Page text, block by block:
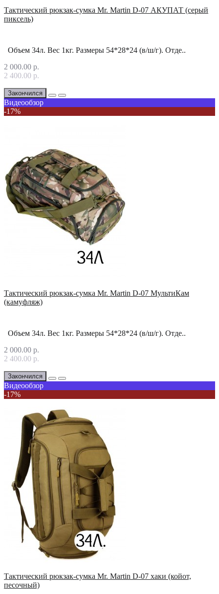
Тактический рюкзак-сумка Mr. Martin D-07 АКУПАТ (серый
пиксель)
Объем 34л. Вес 1кг. Размеры 54*28*24 (в/ш/г). Отде..
2 000.00 р.
2 400.00 р.
Закончился
Видеообзор
-17%
Тактический рюкзак-сумка Mr. Martin D-07 МультиКам
(камуфляж)
Объем 34л. Вес 1кг. Размеры 54*28*24 (в/ш/г). Отде..
2 000.00 р.
2 400.00 р.
Закончился
Видеообзор
-17%
Тактический рюкзак-сумка Mr. Martin D-07 хаки (койот,
песочный)